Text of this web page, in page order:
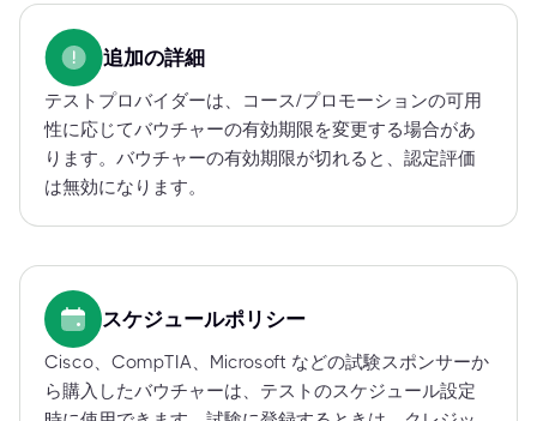
追加の詳細
テストプロバイダーは、コース/プロモーションの可用
性に応じてバウチャーの有効期限を変更する場合があ
ります。バウチャーの有効期限が切れると、認定評価
は無効になります。
スケジュールポリシー
Cisco、CompTIA、Microsoft などの試験スポンサーか
ら購入したバウチャーは、テストのスケジュール設定